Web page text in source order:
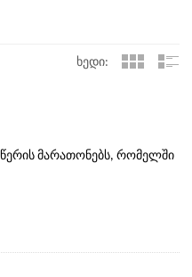
ხედი:
მარათონებს, რომელში